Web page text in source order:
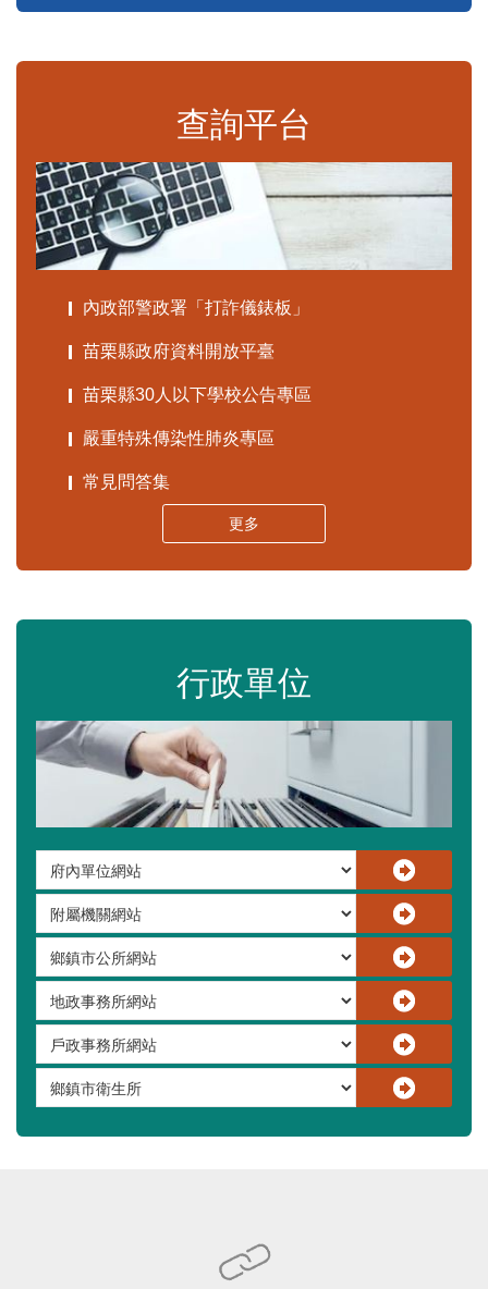
查詢平台
內政部警政署「打詐儀錶板」
苗栗縣政府資料開放平臺
苗栗縣30人以下學校公告專區
嚴重特殊傳染性肺炎專區
常見問答集
更多
行政單位